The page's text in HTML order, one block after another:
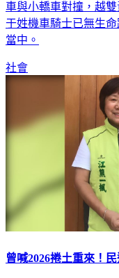
車與小轎車對撞，越
于姓機車騎士已無生
當中。
社會
曾喊2026捲土重來！